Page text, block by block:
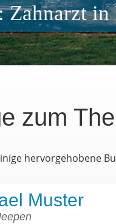
Zahnarzt in
zum
hervorgehobene
Muster